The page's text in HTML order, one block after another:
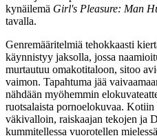
kynäilemä Girl's Pleasure: Man
tavalla.
Genremääritelmiä tehokkaasti
käynnistyy jaksolla, jossa
murtautuu omakotitaloon, sitoo
vaimon. Tapahtuma jää
nähdään myöhemmin
ruotsalaista pornoelokuvaa. Kotiin
väkivalloin, raiskaajan tekojen ja
kummitellessa vuorotellen